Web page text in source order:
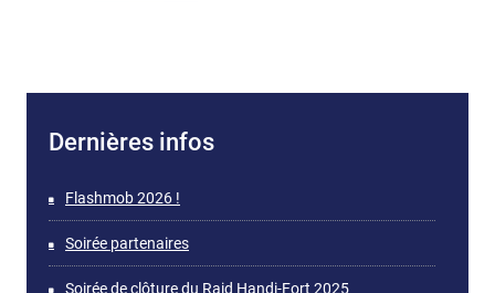
Dernières infos
Flashmob 2026 !
Soirée partenaires
Soirée de clôture du Raid Handi-Fort 2025